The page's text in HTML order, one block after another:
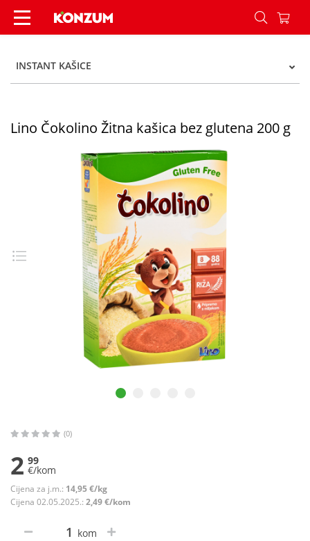
Lino Čokolino Žitna kašica bez glutena 200 g -
INSTANT KAŠICE
Lino Čokolino Žitna kašica bez glutena 200 g
(0)
2 99
€/kom
Cijena za j.m.: 14,95 €/kg
Cijena 02.05.2025.: 2,49 €/kom
kom